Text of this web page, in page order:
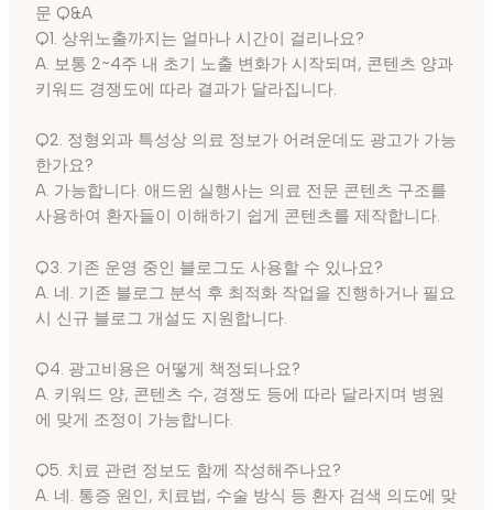
문 Q&A
Q1. 상위노출까지는 얼마나 시간이 걸리나요?
A. 보통 2~4주 내 초기 노출 변화가 시작되며, 콘텐츠 양과
키워드 경쟁도에 따라 결과가 달라집니다.
Q2. 정형외과 특성상 의료 정보가 어려운데도 광고가 가능
한가요?
A. 가능합니다. 애드윈 실행사는 의료 전문 콘텐츠 구조를
사용하여 환자들이 이해하기 쉽게 콘텐츠를 제작합니다.
Q3. 기존 운영 중인 블로그도 사용할 수 있나요?
A. 네. 기존 블로그 분석 후 최적화 작업을 진행하거나 필요
시 신규 블로그 개설도 지원합니다.
Q4. 광고비용은 어떻게 책정되나요?
A. 키워드 양, 콘텐츠 수, 경쟁도 등에 따라 달라지며 병원
에 맞게 조정이 가능합니다.
Q5. 치료 관련 정보도 함께 작성해주나요?
A. 네. 통증 원인, 치료법, 수술 방식 등 환자 검색 의도에 맞